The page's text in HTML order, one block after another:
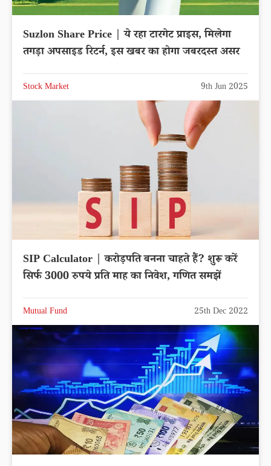
Suzlon Share Price | ये रहा टारगेट प्राइस, मिलेगा
तगड़ा अपसाइड रिटर्न, इस खबर का होगा जबरदस्त असर
Stock Market 9th Jun 2025
SIP Calculator | करोड़पति बनना चाहते हैं? शुरू करें
सिर्फ 3000 रुपये प्रति माह का निवेश, गणित समझें
Mutual Fund 25th Dec 2022